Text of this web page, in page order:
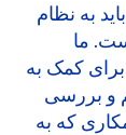
به نظام
ما
کمک به
و بررسی
که به